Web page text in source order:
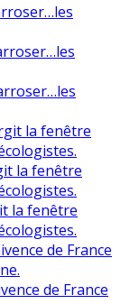
la fenêtre
la fenêtre
la fenêtre
de France
de France